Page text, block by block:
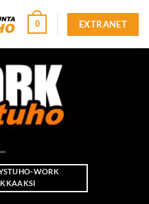
0 EXTRANET
WORK